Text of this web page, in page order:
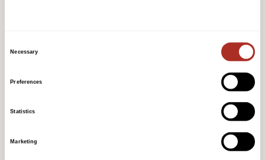
Necessary
Preferences
Statistics
Marketing